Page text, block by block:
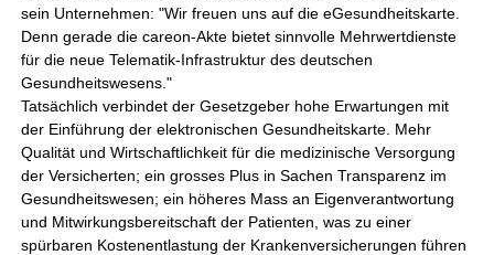
sein Unternehmen: "Wir freuen uns auf die eGesundheitskarte.
Denn gerade die careon-Akte bietet sinnvolle Mehrwertdienste
für die neue Telematik-Infrastruktur des deutschen
Gesundheitswesens."
Tatsächlich verbindet der Gesetzgeber hohe Erwartungen mit
der Einführung der elektronischen Gesundheitskarte. Mehr
Qualität und Wirtschaftlichkeit für die medizinische Versorgung
der Versicherten; ein grosses Plus in Sachen Transparenz im
Gesundheitswesen; ein höheres Mass an Eigenverantwortung
und Mitwirkungsbereitschaft der Patienten, was zu einer
spürbaren Kostenentlastung der Krankenversicherungen führen